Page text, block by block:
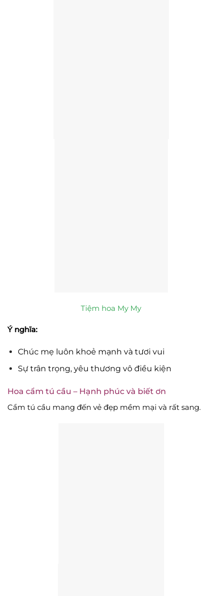
Tiệm hoa My My
Ý nghĩa:
Chúc mẹ luôn khoẻ mạnh và tươi vui
Sự trân trọng, yêu thương vô điều kiện
Hoa cẩm tú cầu – Hạnh phúc và biết ơn
Cẩm tú cầu mang đến vẻ đẹp mềm mại và rất sang.